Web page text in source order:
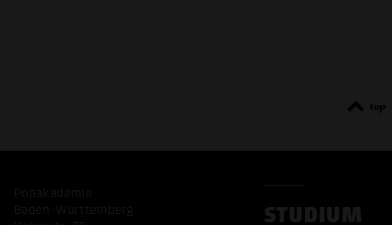
top
Popakademie
Baden-Württemberg
STUDIUM